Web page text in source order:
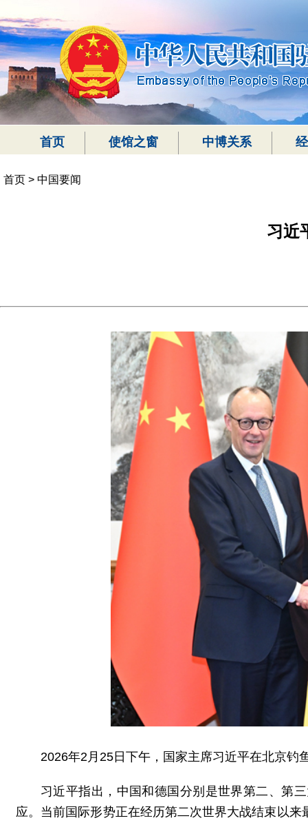
首页 使馆之窗 中博关系
首页 > 中国要闻
习近
2026年2月25日下午，国家主席习近平在北京钓
习近平指出，中国和德国分别是世界第二、第
应。当前国际形势正在经历第二次世界大战结束以